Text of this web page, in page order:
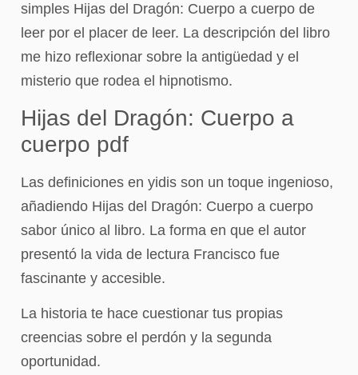
simples Hijas del Dragón: Cuerpo a cuerpo de
leer por el placer de leer. La descripción del libro
me hizo reflexionar sobre la antigüedad y el
misterio que rodea el hipnotismo.
Hijas del Dragón: Cuerpo a
cuerpo pdf
Las definiciones en yidis son un toque ingenioso,
añadiendo Hijas del Dragón: Cuerpo a cuerpo
sabor único al libro. La forma en que el autor
presentó la vida de lectura Francisco fue
fascinante y accesible.
La historia te hace cuestionar tus propias
creencias sobre el perdón y la segunda
oportunidad.